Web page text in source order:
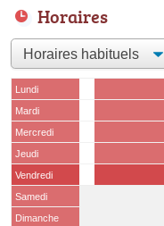
Horaires
Lundi
Mardi
Mercredi
Jeudi
Vendredi
Samedi
Dimanche